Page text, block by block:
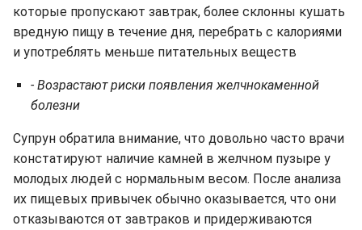
которые пропускают завтрак, более склонны кушать
вредную пищу в течение дня, перебрать с калориями
и употреблять меньше питательных веществ
- Возрастают риски появления желчнокаменной
болезни
Супрун обратила внимание, что довольно часто врачи
констатируют наличие камней в желчном пузыре у
молодых людей с нормальным весом. После анализа
их пищевых привычек обычно оказывается, что они
отказываются от завтраков и придерживаются